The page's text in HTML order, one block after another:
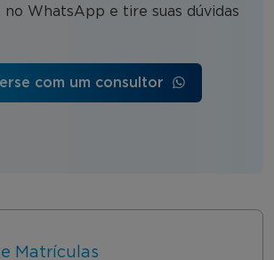
no WhatsApp e tire suas dúvidas
com um consultor
Matrículas